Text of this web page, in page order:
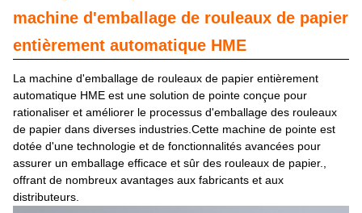
machine d'emballage de rouleaux de papier
entièrement automatique HME
La machine d'emballage de rouleaux de papier entièrement
automatique HME est une solution de pointe conçue pour
rationaliser et améliorer le processus d'emballage des rouleaux
de papier dans diverses industries.Cette machine de pointe est
dotée d'une technologie et de fonctionnalités avancées pour
assurer un emballage efficace et sûr des rouleaux de papier.,
offrant de nombreux avantages aux fabricants et aux
distributeurs.